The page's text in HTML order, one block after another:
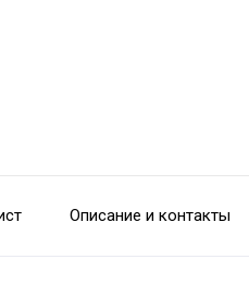
Описание и контакты